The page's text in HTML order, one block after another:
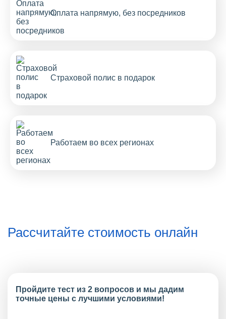
Оплата напрямую, без посредников
Страховой полис в подарок
Работаем во всех регионах
Рассчитайте стоимость онлайн
Пройдите тест из 2 вопросов и мы дадим
точные цены с лучшими условиями!